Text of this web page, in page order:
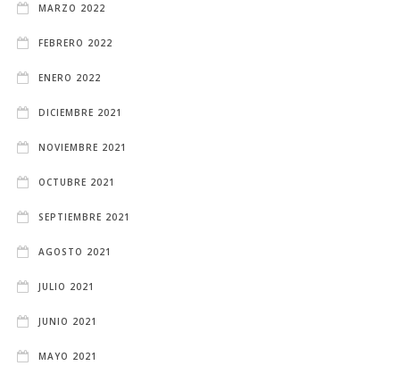
MARZO 2022
FEBRERO 2022
ENERO 2022
DICIEMBRE 2021
NOVIEMBRE 2021
OCTUBRE 2021
SEPTIEMBRE 2021
AGOSTO 2021
JULIO 2021
JUNIO 2021
MAYO 2021